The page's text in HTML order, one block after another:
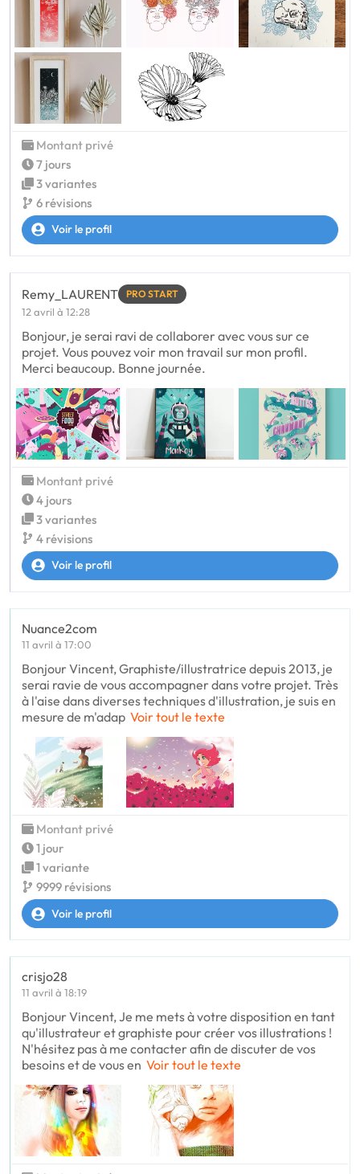
Montant privé
7 jours
3 variantes
6 révisions
Voir le profil
Remy_LAURENT PRO START
12 avril à 12:28
Bonjour, je serai ravi de collaborer avec vous sur ce
projet. Vous pouvez voir mon travail sur mon profil.
Merci beaucoup. Bonne journée.
Montant privé
4 jours
3 variantes
4 révisions
Voir le profil
Nuance2com
11 avril à 17:00
Bonjour Vincent, Graphiste/illustratrice depuis 2013, je
serai ravie de vous accompagner dans votre projet. Très
à l'aise dans diverses techniques d'illustration, je suis en
mesure de m'adap Voir tout le texte
Montant privé
1 jour
1 variante
9999 révisions
Voir le profil
crisjo28
11 avril à 18:19
Bonjour Vincent, Je me mets à votre disposition en tant
qu'illustrateur et graphiste pour créer vos illustrations !
N'hésitez pas à me contacter afin de discuter de vos
besoins et de vous en Voir tout le texte